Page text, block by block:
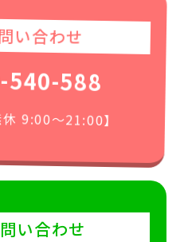
い合わせ
540-588
9:00〜21:00】
い合わせ